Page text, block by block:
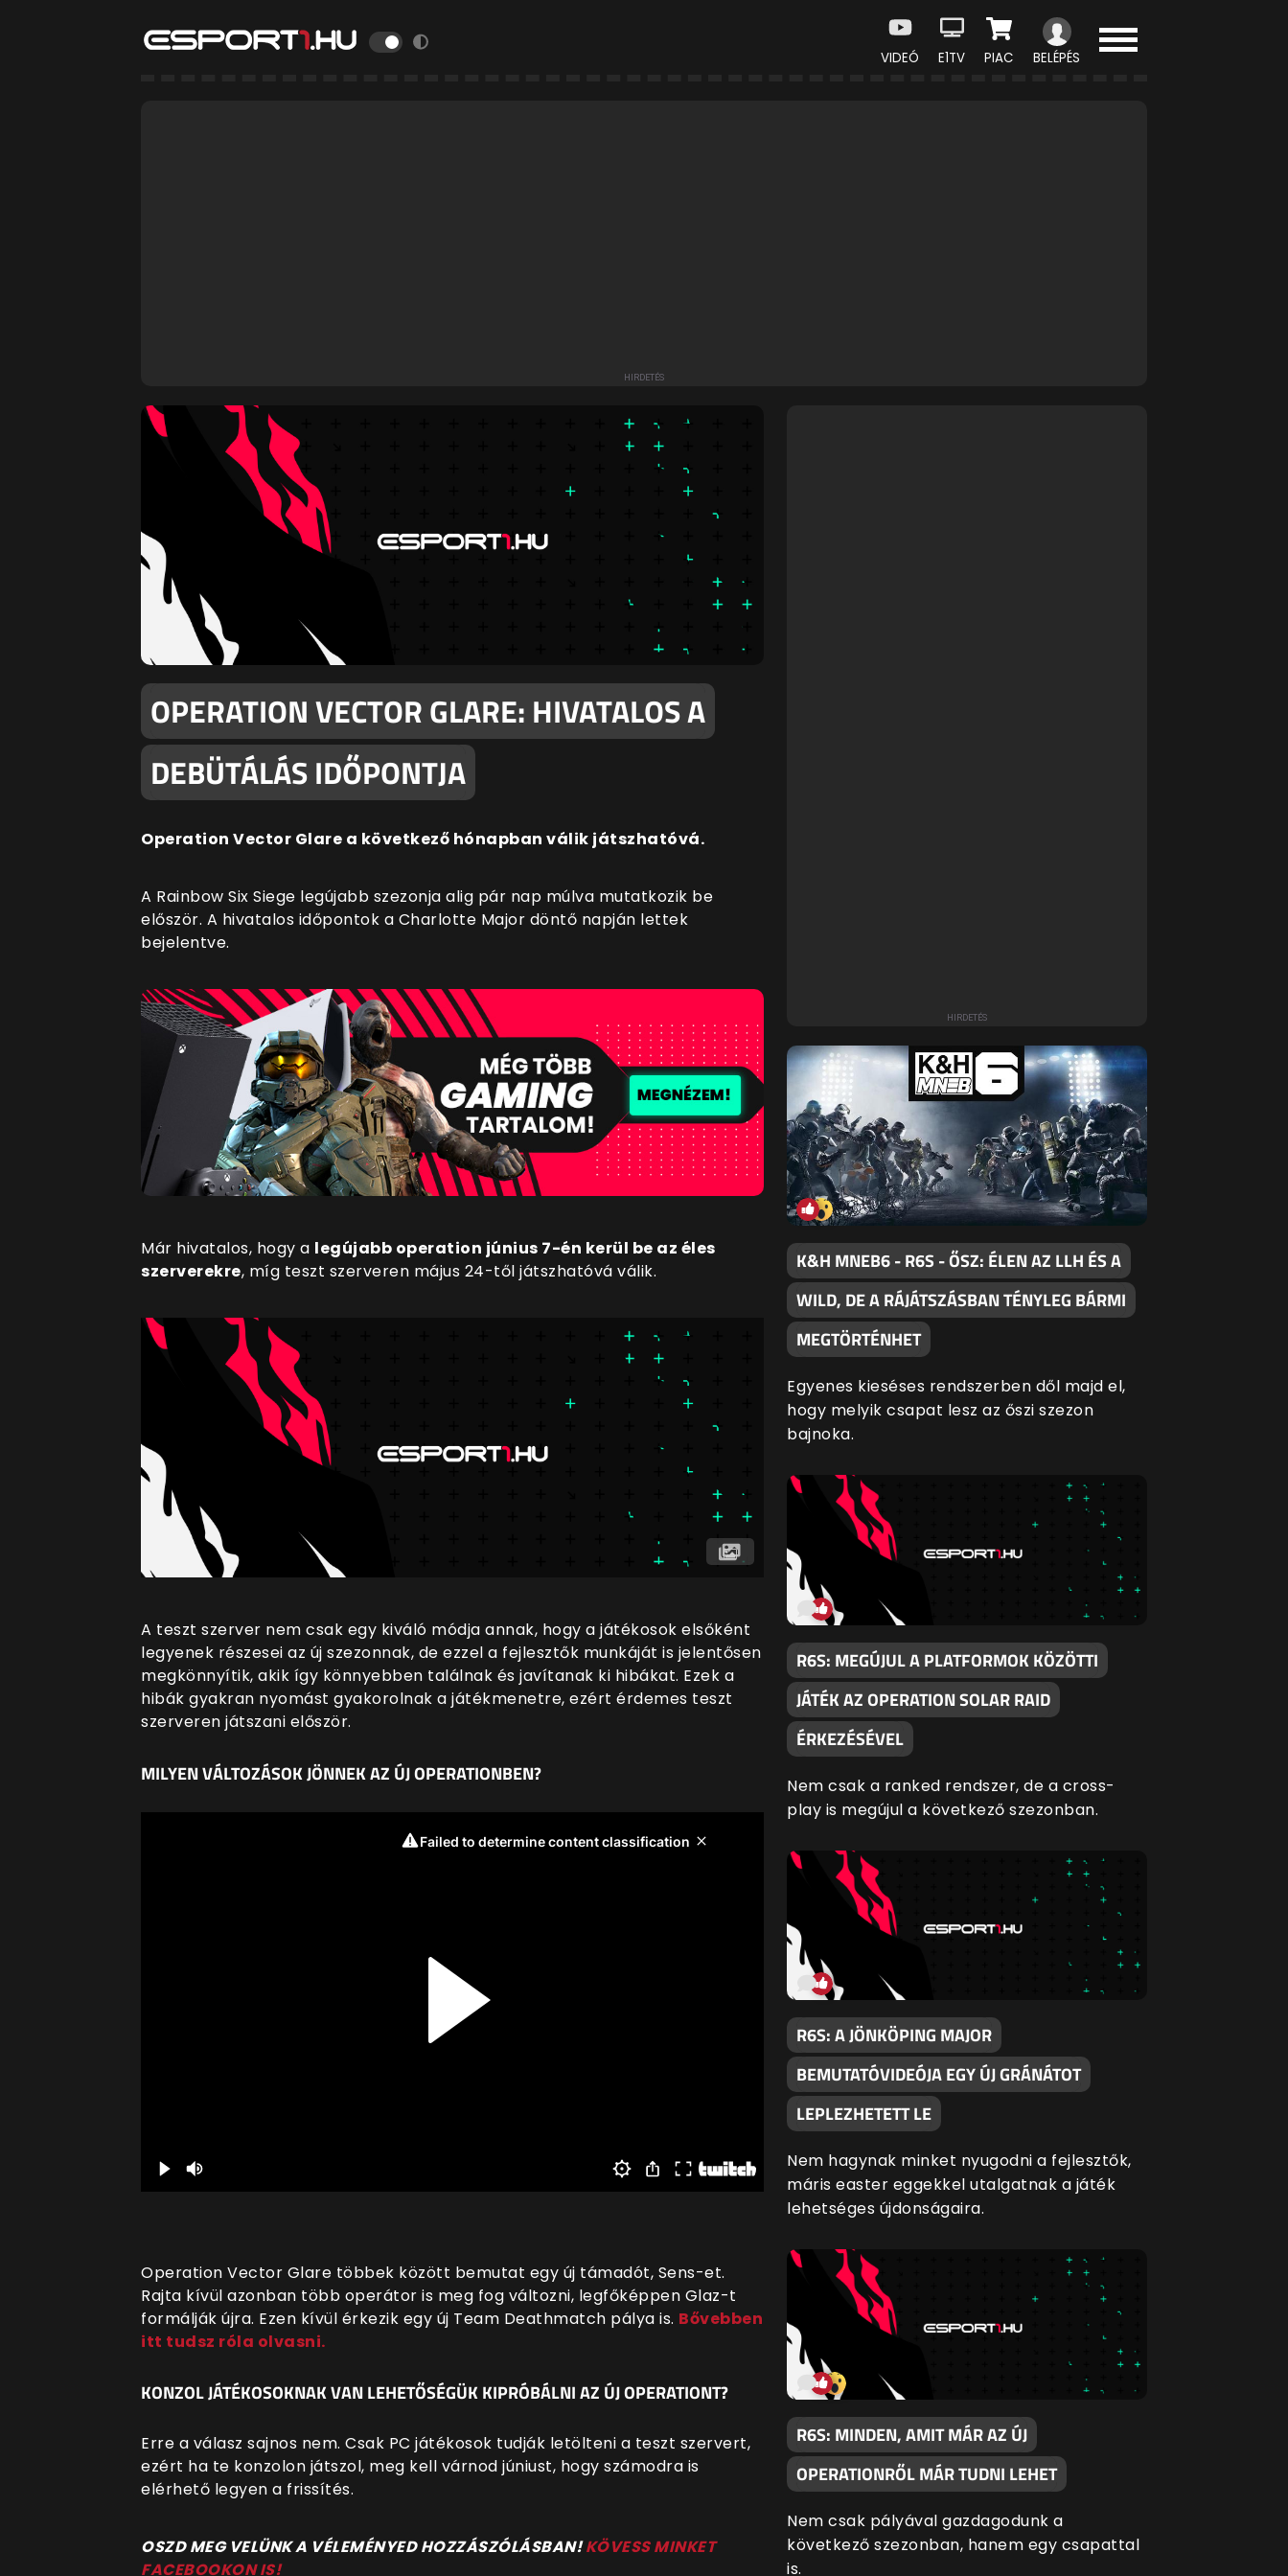
VIDEÓ E1TV PIAC BELÉPÉS
OPERATION VECTOR GLARE: HIVATALOS A
DEBÜTÁLÁS IDŐPONTJA
Operation Vector Glare a következő hónapban válik játszhatóvá.
A Rainbow Six Siege legújabb szezonja alig pár nap múlva mutatkozik be
először. A hivatalos időpontok a Charlotte Major döntő napján lettek
bejelentve.
Már hivatalos, hogy a legújabb operation június 7-én kerül be az éles
szerverekre, míg teszt szerveren május 24-től játszhatóvá válik.
A teszt szerver nem csak egy kiváló módja annak, hogy a játékosok elsőként
legyenek részesei az új szezonnak, de ezzel a fejlesztők munkáját is jelentősen
megkönnyítik, akik így könnyebben találnak és javítanak ki hibákat. Ezek a
hibák gyakran nyomást gyakorolnak a játékmenetre, ezért érdemes teszt
szerveren játszani először.
MILYEN VÁLTOZÁSOK JÖNNEK AZ ÚJ OPERATIONBEN?
Operation Vector Glare többek között bemutat egy új támadót, Sens-et.
Rajta kívül azonban több operátor is meg fog változni, legfőképpen Glaz-t
formálják újra. Ezen kívül érkezik egy új Team Deathmatch pálya is. Bővebben
itt tudsz róla olvasni.
KONZOL JÁTÉKOSOKNAK VAN LEHETŐSÉGÜK KIPRÓBÁLNI AZ ÚJ OPERATIONT?
Erre a válasz sajnos nem. Csak PC játékosok tudják letölteni a teszt szervert,
ezért ha te konzolon játszol, meg kell várnod júniust, hogy számodra is
elérhető legyen a frissítés.
OSZD MEG VELÜNK A VÉLEMÉNYED HOZZÁSZÓLÁSBAN!KÖVESS MINKET
FACEBOOKON IS!
K&H MNEB6 - R6S - ŐSZ: ÉLEN AZ LLH ÉS A
WILD, DE A RÁJÁTSZÁSBAN TÉNYLEG BÁRMI
MEGTÖRTÉNHET
Egyenes kieséses rendszerben dől majd el,
hogy melyik csapat lesz az őszi szezon
bajnoka.
R6S: MEGÚJUL A PLATFORMOK KÖZÖTTI
JÁTÉK AZ OPERATION SOLAR RAID
ÉRKEZÉSÉVEL
Nem csak a ranked rendszer, de a cross-
play is megújul a következő szezonban.
R6S: A JÖNKÖPING MAJOR
BEMUTATÓVIDEÓJA EGY ÚJ GRÁNÁTOT
LEPLEZHETETT LE
Nem hagynak minket nyugodni a fejlesztők,
máris easter eggekkel utalgatnak a játék
lehetséges újdonságaira.
R6S: MINDEN, AMIT MÁR AZ ÚJ
OPERATIONRŐL MÁR TUDNI LEHET
Nem csak pályával gazdagodunk a
következő szezonban, hanem egy csapattal
is.